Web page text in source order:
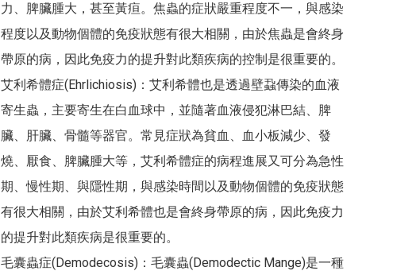
力、脾臟腫大，甚至黃疸。焦蟲的症狀嚴重程度不一，與感染
程度以及動物個體的免疫狀態有很大相關，由於焦蟲是會終身
帶原的病，因此免疫力的提升對此類疾病的控制是很重要的。
艾利希體症(Ehrlichiosis)：艾利希體也是透過壁蝨傳染的血液
寄生蟲，主要寄生在白血球中，並隨著血液侵犯淋巴結、脾
臟、肝臟、骨髓等器官。常見症狀為貧血、血小板減少、發
燒、厭食、脾臟腫大等，艾利希體症的病程進展又可分為急性
期、慢性期、與隱性期，與感染時間以及動物個體的免疫狀態
有很大相關，由於艾利希體也是會終身帶原的病，因此免疫力
的提升對此類疾病是很重要的。
毛囊蟲症(Demodecosis)：毛囊蟲(Demodectic Mange)是一種